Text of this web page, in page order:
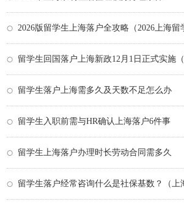
2026版留学生上海落户全攻略（2026上海留
留学生落户上海需多久及天数不足怎么办
留学生入职前需与HR确认上海落户6件事
留学生上海落户办理时长劳动合同需多久
留学生落户经常咨询什么是社保基数？（上